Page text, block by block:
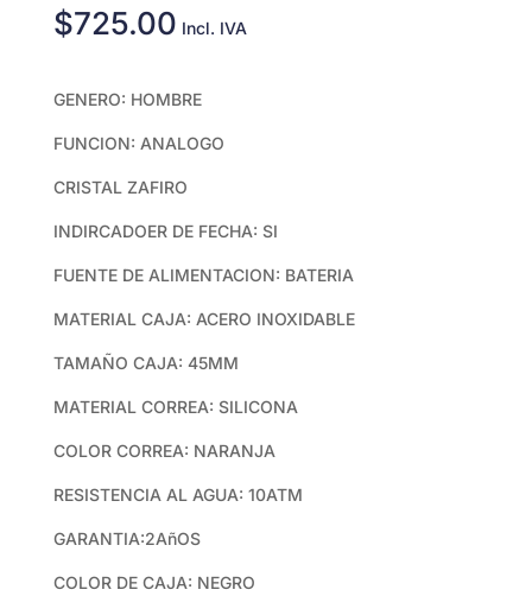
$725.00 Incl. IVA
GENERO: HOMBRE
FUNCION: ANALOGO
CRISTAL ZAFIRO
INDIRCADOER DE FECHA: SI
FUENTE DE ALIMENTACION: BATERIA
MATERIAL CAJA: ACERO INOXIDABLE
TAMAÑO CAJA: 45MM
MATERIAL CORREA: SILICONA
COLOR CORREA: NARANJA
RESISTENCIA AL AGUA: 10ATM
GARANTIA:2AñOS
COLOR DE CAJA: NEGRO